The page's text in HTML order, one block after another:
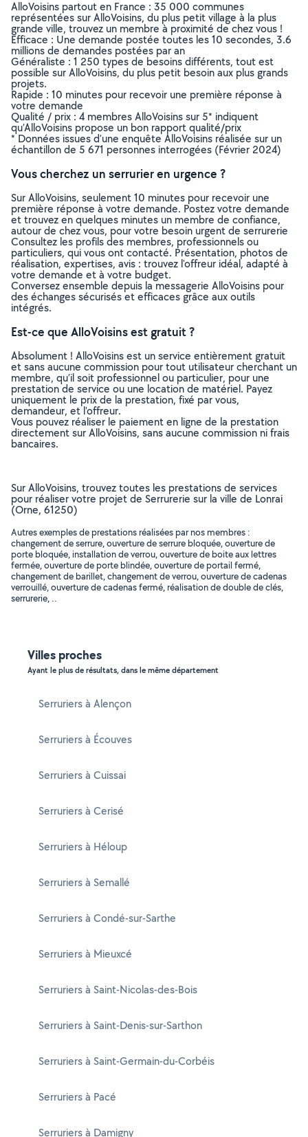
AlloVoisins partout en France : 35 000 communes
représentées sur AlloVoisins, du plus petit village à la plus
grande ville, trouvez un membre à proximité de chez vous !
Efficace : Une demande postée toutes les 10 secondes, 3.6
millions de demandes postées par an
Généraliste : 1 250 types de besoins différents, tout est
possible sur AlloVoisins, du plus petit besoin aux plus grands
projets.
Rapide : 10 minutes pour recevoir une première réponse à
votre demande
Qualité / prix : 4 membres AlloVoisins sur 5* indiquent
qu’AlloVoisins propose un bon rapport qualité/prix
* Données issues d’une enquête AlloVoisins réalisée sur un
échantillon de 5 671 personnes interrogées (Février 2024)
Vous cherchez un serrurier en urgence ?
Sur AlloVoisins, seulement 10 minutes pour recevoir une
première réponse à votre demande. Postez votre demande
et trouvez en quelques minutes un membre de confiance,
autour de chez vous, pour votre besoin urgent de serrurerie
Consultez les profils des membres, professionnels ou
particuliers, qui vous ont contacté. Présentation, photos de
réalisation, expertises, avis : trouvez l'offreur idéal, adapté à
votre demande et à votre budget.
Conversez ensemble depuis la messagerie AlloVoisins pour
des échanges sécurisés et efficaces grâce aux outils
intégrés.
Est-ce que AlloVoisins est gratuit ?
Absolument ! AlloVoisins est un service entièrement gratuit
et sans aucune commission pour tout utilisateur cherchant un
membre, qu’il soit professionnel ou particulier, pour une
prestation de service ou une location de matériel. Payez
uniquement le prix de la prestation, fixé par vous,
demandeur, et l’offreur.
Vous pouvez réaliser le paiement en ligne de la prestation
directement sur AlloVoisins, sans aucune commission ni frais
bancaires.
Sur AlloVoisins, trouvez toutes les prestations de services
pour réaliser votre projet de Serrurerie sur la ville de Lonrai
(Orne, 61250)
Autres exemples de prestations réalisées par nos membres :
changement de serrure, ouverture de serrure bloquée, ouverture de
porte bloquée, installation de verrou, ouverture de boite aux lettres
fermée, ouverture de porte blindée, ouverture de portail fermé,
changement de barillet, changement de verrou, ouverture de cadenas
verrouillé, ouverture de cadenas fermé, réalisation de double de clés,
serrurerie, ..
Villes proches
Ayant le plus de résultats, dans le même département
Serruriers à Alençon
Serruriers à Écouves
Serruriers à Cuissai
Serruriers à Cerisé
Serruriers à Héloup
Serruriers à Semallé
Serruriers à Condé-sur-Sarthe
Serruriers à Mieuxcé
Serruriers à Saint-Nicolas-des-Bois
Serruriers à Saint-Denis-sur-Sarthon
Serruriers à Saint-Germain-du-Corbéis
Serruriers à Pacé
Serruriers à Damigny